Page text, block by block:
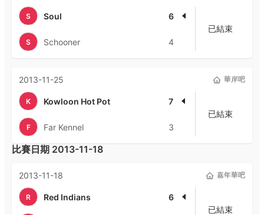
S Soul 6
S Schooner 4
已結束
2013-11-25 華岸吧
K Kowloon Hot Pot 7
F Far Kennel 3
已結束
比賽日期 2013-11-18
2013-11-18 嘉年華吧
R Red Indians 6
已結束